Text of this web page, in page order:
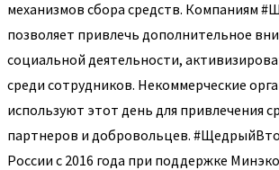
механизмов сбора средств. Компаниям
позволяет привлечь дополнительное
социальной деятельности,
среди сотрудников. Некоммерческие
используют этот день для привлечения
партнеров и добровольцев.
России с 2016 года при поддержке